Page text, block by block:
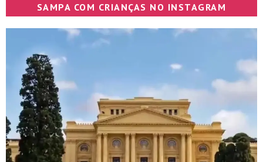
SAMPA COM CRIANÇAS NO INSTAGRAM